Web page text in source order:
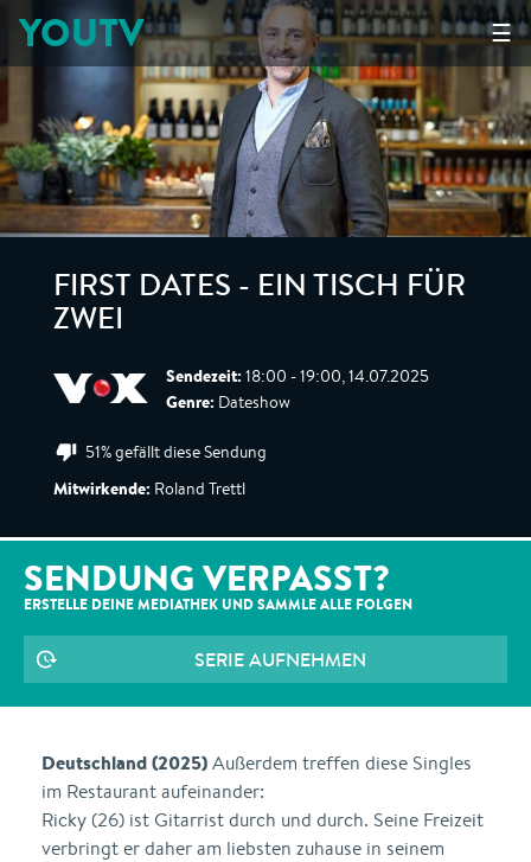
☰
YOUTV
FIRST DATES - EIN TISCH FÜR
ZWEI
Sendezeit: 18:00 - 19:00, 14.07.2025
Genre: Dateshow
51% gefällt diese Sendung
Mitwirkende: Roland Trettl
SENDUNG VERPASST?
ERSTELLE DEINE MEDIATHEK UND SAMMLE ALLE FOLGEN
SERIE AUFNEHMEN
Deutschland (2025)Außerdem treffen diese Singles
im Restaurant aufeinander:
Ricky (26) ist Gitarrist durch und durch. Seine Freizeit
verbringt er daher am liebsten zuhause in seinem